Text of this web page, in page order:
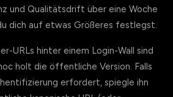
und Qualitätsdrift über eine Woche
dich auf etwas Größeres festlegst.
URLs hinter einem Login-Wall sind
holt die öffentliche Version. Falls
erfordert, spiegle ihn